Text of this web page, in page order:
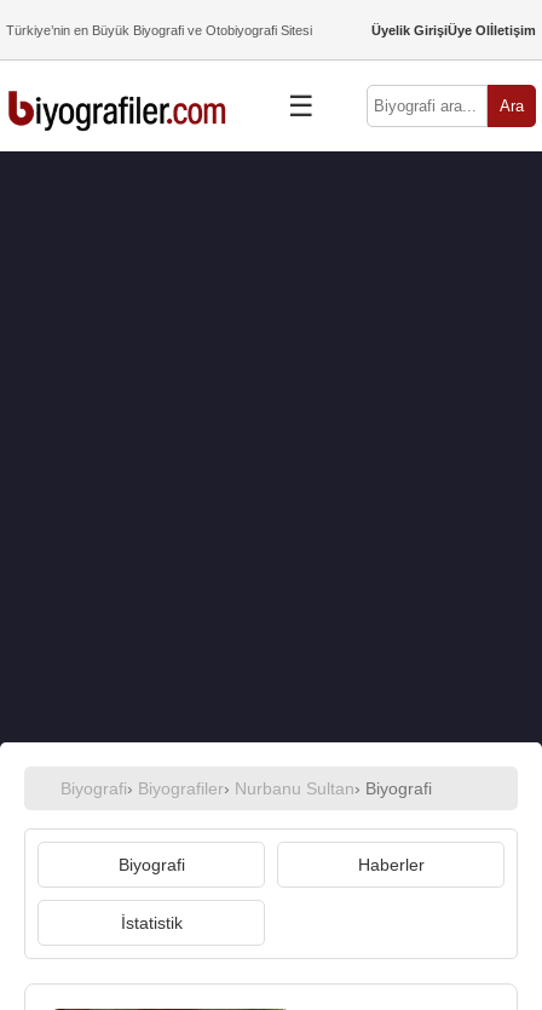
Türkiye’nin en Büyük Biyografi ve Otobiyografi Sitesi Üyelik GirişiÜye Olİletişim
☰ Ara
Biyografi› Biyografiler› Nurbanu Sultan› Biyografi
Biyografi Haberler
İstatistik